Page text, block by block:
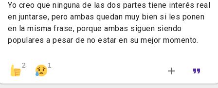
Yo creo que ninguna de las dos partes tiene interés real
en juntarse, pero ambas quedan muy bien si les ponen
en la misma frase, porque ambas siguen siendo
populares a pesar de no estar en su mejor momento.
2 1